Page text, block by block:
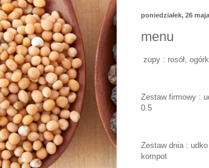
poniedziałek, 26
menu
zupy : rosół,
Zestaw firmowy :
0.5
Zestaw dnia :
kompot